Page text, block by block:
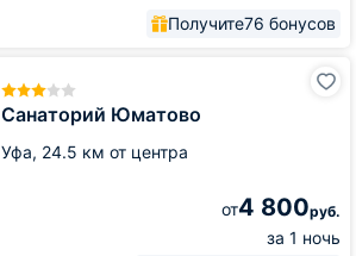
Получите76 бонусов
Санаторий Юматово
Уфа, 24.5 км от центра
от4 800руб.
за 1 ночь